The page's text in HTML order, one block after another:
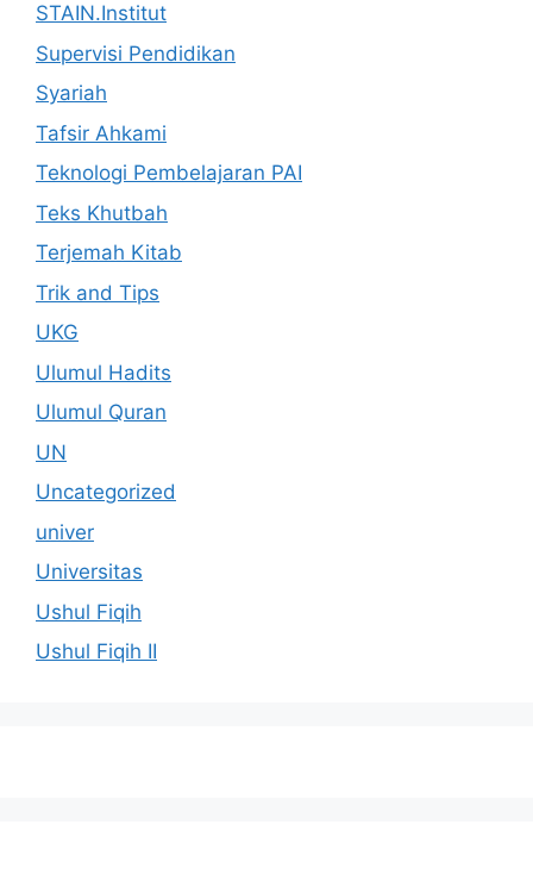
STAIN.Institut
Supervisi Pendidikan
Syariah
Tafsir Ahkami
Teknologi Pembelajaran PAI
Teks Khutbah
Terjemah Kitab
Trik and Tips
UKG
Ulumul Hadits
Ulumul Quran
UN
Uncategorized
univer
Universitas
Ushul Fiqih
Ushul Fiqih II